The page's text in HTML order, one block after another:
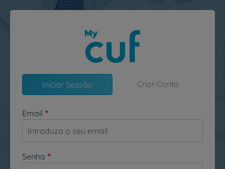
Passar para o conteúdo principal
Iniciar Sessão Criar Conta
Email
Senha